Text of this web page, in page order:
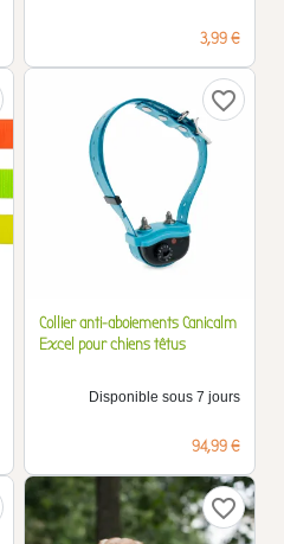
Prix
3,99 €
favorite_border
Collier anti-aboiements Canicalm
Excel pour chiens têtus
Disponible sous 7 jours
Prix
94,99 €
favorite_border